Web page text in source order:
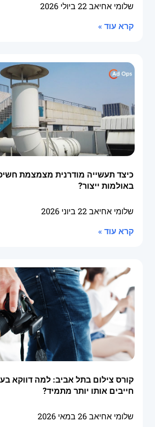
שלומי אחיאב22 ביולי 2026
קרא עוד »
כיצד תעשייה מודרנית מצמצמת
באולמות ייצור?
שלומי אחיאב22 ביוני 2026
קרא עוד »
חייבים אותו יותר מתמיד?
שלומי אחיאב26 במאי 2026